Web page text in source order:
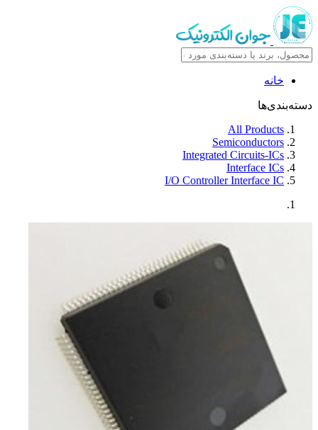
خانه
دسته‌بندی‌ها
All Products
Semiconductors
Integrated Circuits-ICs
Interface ICs
I/O Controller Interface IC